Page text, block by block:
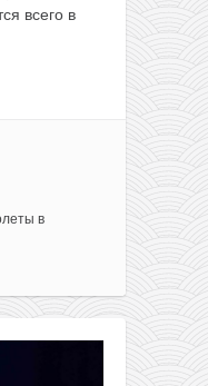
всего в
в